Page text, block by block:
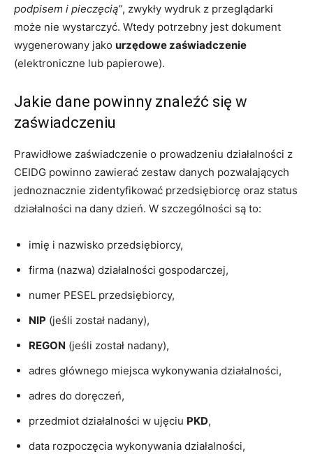
podpisem i pieczęcią”, zwykły wydruk z przeglądarki
może nie wystarczyć. Wtedy potrzebny jest dokument
wygenerowany jako urzędowe zaświadczenie
(elektroniczne lub papierowe).
Jakie dane powinny znaleźć się w
zaświadczeniu
Prawidłowe zaświadczenie o prowadzeniu działalności z
CEIDG powinno zawierać zestaw danych pozwalających
jednoznacznie zidentyfikować przedsiębiorcę oraz status
działalności na dany dzień. W szczególności są to:
imię i nazwisko przedsiębiorcy,
firma (nazwa) działalności gospodarczej,
numer PESEL przedsiębiorcy,
NIP (jeśli został nadany),
REGON (jeśli został nadany),
adres głównego miejsca wykonywania działalności,
adres do doręczeń,
przedmiot działalności w ujęciu PKD,
data rozpoczęcia wykonywania działalności,